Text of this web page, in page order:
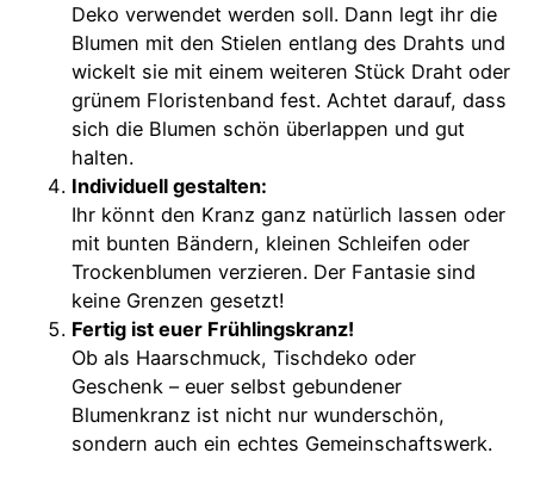
Deko verwendet werden soll. Dann legt ihr die
Blumen mit den Stielen entlang des Drahts und
wickelt sie mit einem weiteren Stück Draht oder
grünem Floristenband fest. Achtet darauf, dass
sich die Blumen schön überlappen und gut
halten.
Individuell gestalten:
Ihr könnt den Kranz ganz natürlich lassen oder
mit bunten Bändern, kleinen Schleifen oder
Trockenblumen verzieren. Der Fantasie sind
keine Grenzen gesetzt!
Fertig ist euer Frühlingskranz!
Ob als Haarschmuck, Tischdeko oder
Geschenk – euer selbst gebundener
Blumenkranz ist nicht nur wunderschön,
sondern auch ein echtes Gemeinschaftswerk.